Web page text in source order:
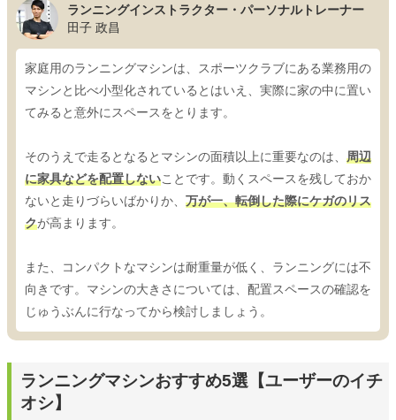
ランニングインストラクター・パーソナルトレーナー
田子 政昌
家庭用のランニングマシンは、スポーツクラブにある業務用の
マシンと比べ小型化されているとはいえ、実際に家の中に置い
てみると意外にスペースをとります。
そのうえで走るとなるとマシンの面積以上に重要なのは、 周辺
に家具などを配置しないことです。動くスペースを残しておか
ないと走りづらいばかりか、 万が一、転倒した際にケガのリス
クが高まります。
また、コンパクトなマシンは耐重量が低く、ランニングには不
向きです。マシンの大きさについては、配置スペースの確認を
じゅうぶんに行なってから検討しましょう。
ランニングマシンおすすめ5選【ユーザーのイチ
オシ】